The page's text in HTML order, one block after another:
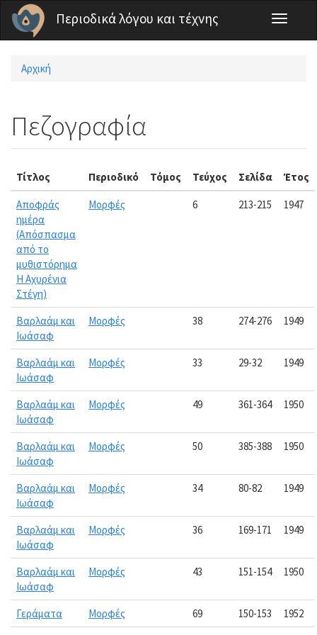
Παράκαμψη προς το κυρίως περιεχόμενο
Περιοδικά λόγου και τέχνης
Toggle
Είστε εδώ
Αρχική
Πεζογραφία
Τίτλος Περιοδικό Τόμος Τεύχος Σελίδα Έτος
Αποφράς
ημέρα
(Απόσπασμα
από το
μυθιστόρημα
Η Αχυρένια
Στέγη)
Μορφές 6 213-215 1947
Βαρλαάμ και
Ιωάσαφ
Μορφές 38 274-276 1949
Βαρλαάμ και
Ιωάσαφ
Μορφές 33 29-32 1949
Βαρλαάμ και
Ιωάσαφ
Μορφές 49 361-364 1950
Βαρλαάμ και
Ιωάσαφ
Μορφές 50 385-388 1950
Βαρλαάμ και
Ιωάσαφ
Μορφές 34 80-82 1949
Βαρλαάμ και
Ιωάσαφ
Μορφές 36 169-171 1949
Βαρλαάμ και
Ιωάσαφ
Μορφές 43 151-154 1950
Γεράματα Μορφές 69 150-153
1952